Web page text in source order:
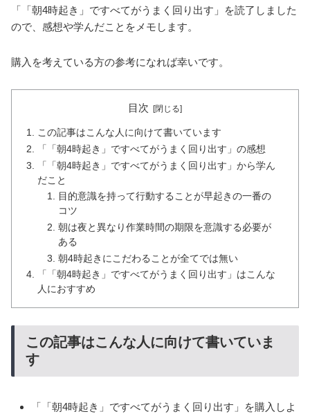
「「朝4時起き」ですべてがうまく回り出す」を読了しました
ので、感想や学んだことをメモします。
購入を考えている方の参考になれば幸いです。
目次
この記事はこんな人に向けて書いています
「「朝4時起き」ですべてがうまく回り出す」の感想
「「朝4時起き」ですべてがうまく回り出す」から学ん
だこと
目的意識を持って行動することが早起きの一番の
コツ
朝は夜と異なり作業時間の期限を意識する必要が
ある
朝4時起きにこだわることが全てでは無い
「「朝4時起き」ですべてがうまく回り出す」はこんな
人におすすめ
この記事はこんな人に向けて書いていま
す
「「朝4時起き」ですべてがうまく回り出す」を購入しよ